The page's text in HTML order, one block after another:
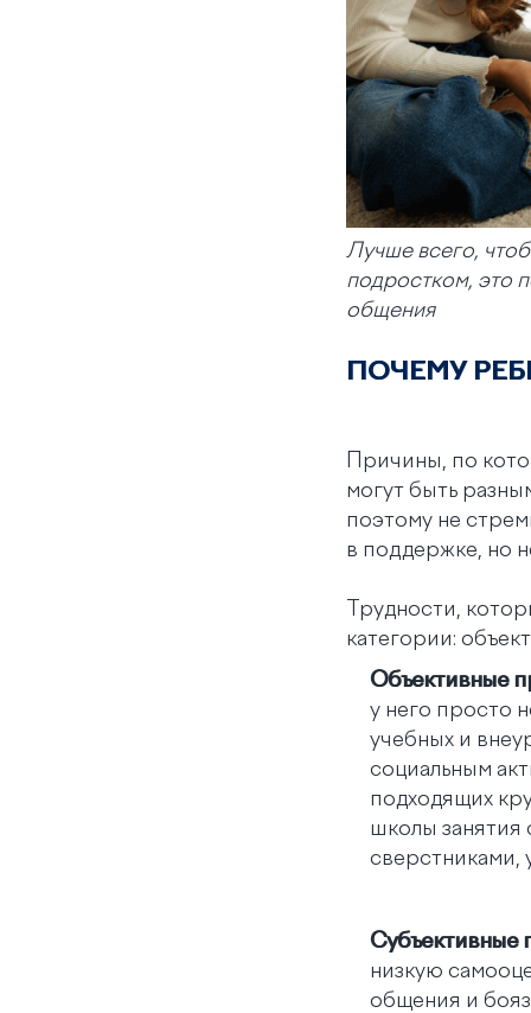
Лучше всего,
подростком, это
общения
ПОЧЕМУ
Причины, по
могут быть
поэтому не
в поддержке, но
Трудности,
категории:
Объективные
у него просто
учебных и
социальным
подходящих
школы занятия
сверстниками,
Субъективные
низкую
общения и